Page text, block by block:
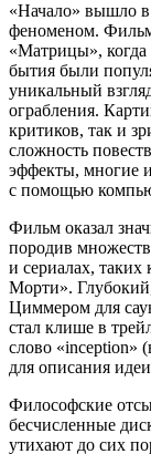
«Начало» вышло в
феноменом. Фильм
«Матрицы», когда
бытия были
уникальный
ограбления.
критиков, так и
сложность
эффекты, многие
с помощью
Фильм оказал
породив
и сериалах,
Морти».
Циммером для
стал клише в
слово «inception»
для описания
Философские
бесчисленные
утихают до сих